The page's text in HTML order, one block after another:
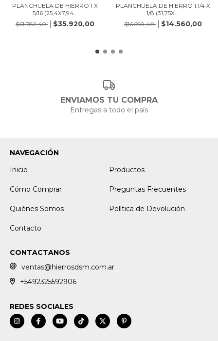
PLANCHUELA DE HIERRO 1 X
5/16 (25,4X7,94...
$61.782,40
$35.920,00
PLANCHUELA DE HIERRO 1.1/4 X
1/8 (31,75X...
$16.598,40
$14.560,00
ENVIAMOS TU COMPRA
Entregas a todo el país
NAVEGACIÓN
Inicio
Productos
Cómo Comprar Preguntas Frecuentes
Quiénes Somos Política de Devolución
Contacto
CONTACTANOS
ventas@hierrosdsm.com.ar
+5492325592906
REDES SOCIALES